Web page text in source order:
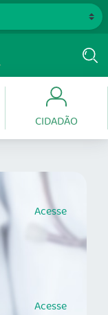
CIDADÃO
Acesse
Acesse